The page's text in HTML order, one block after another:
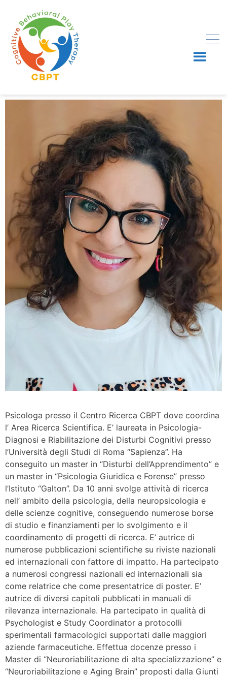
Psicologa presso il Centro Ricerca CBPT dove coordina
l’ Area Ricerca Scientifica. E’ laureata in Psicologia-
Diagnosi e Riabilitazione dei Disturbi Cognitivi presso
l’Università degli Studi di Roma “Sapienza”. Ha
conseguito un master in “Disturbi dell’Apprendimento” e
un master in “Psicologia Giuridica e Forense” presso
l’Istituto “Galton”. Da 10 anni svolge attività di ricerca
nell’ ambito della psicologia, della neuropsicologia e
delle scienze cognitive, conseguendo numerose borse
di studio e finanziamenti per lo svolgimento e il
coordinamento di progetti di ricerca. E’ autrice di
numerose pubblicazioni scientifiche su riviste nazionali
ed internazionali con fattore di impatto. Ha partecipato
a numerosi congressi nazionali ed internazionali sia
come relatrice che come presentatrice di poster. E’
autrice di diversi capitoli pubblicati in manuali di
rilevanza internazionale. Ha partecipato in qualità di
Psychologist e Study Coordinator a protocolli
sperimentali farmacologici supportati dalle maggiori
aziende farmaceutiche. Effettua docenze presso i
Master di “Neuroriabilitazione di alta specializzazione” e
“Neuroriabilitazione e Aging Brain” proposti dalla Giunti